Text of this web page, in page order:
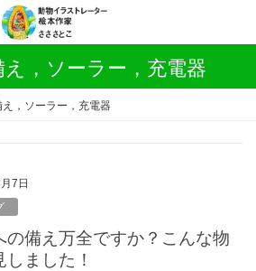
，ソーラー，充電器
，ソーラー，充電器
7日
しました！